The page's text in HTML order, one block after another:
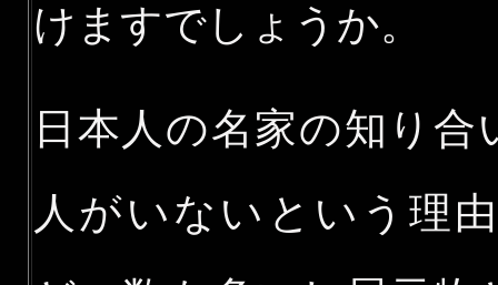
けますでしょうか。
日本人の名家の知り
人がいないという理